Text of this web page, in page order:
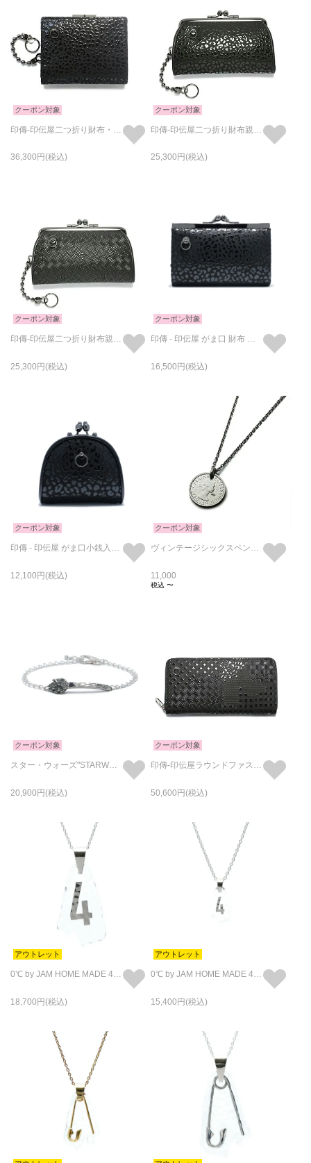
クーポン対象
36,300
クーポン対象
25,300
クーポン対象
25,300
クーポン対象
16,500
クーポン対象
印傳 - 印伝屋 がま口小銭入れ/コインケース レオパード柄
12,100
クーポン対象
ヴィンテージシックスペンスコインネックレス
11,000
税込 〜
クーポン対象
スター・ウォーズ"STARWARS™" ミレニアムファルコン ブレスレット-シルバー
20,900
クーポン対象
印傳-印伝屋ラウンドファスナー長財布山梨カモフラ柄/ロングウォレット
50,600
アウトレット
0℃ by JAM HOME MADE 4 ネックレス L
18,700
アウトレット
0℃ by JAM HOME MADE 4 ネックレス S
15,400